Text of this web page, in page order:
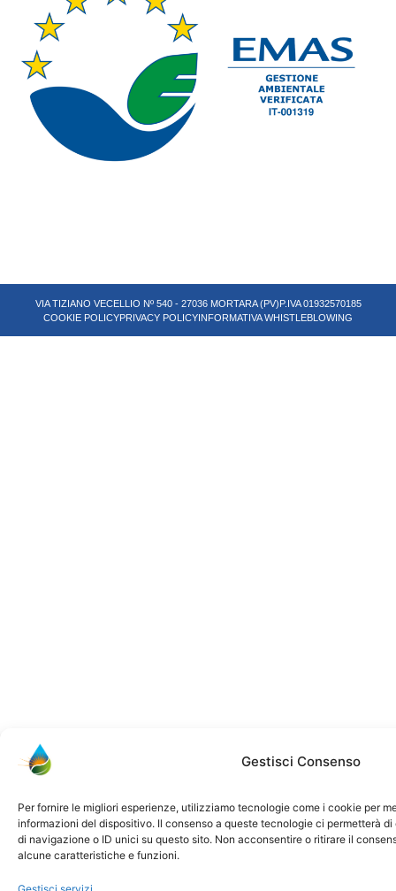
Gestisci Consenso
Per fornire le migliori esperienze, utilizziamo tecnologie come i cookie per
informazioni del dispositivo. Il consenso a queste tecnologie ci permetterà
di navigazione o ID unici su questo sito. Non acconsentire o ritirare il
alcune caratteristiche e funzioni.
VIA TIZIANO VECELLIO Nº 540 - 27036 MORTARA (PV)P.IVA 01932570185
COOKIE POLICYPRIVACY POLICYINFORMATIVA WHISTLEBLOWING